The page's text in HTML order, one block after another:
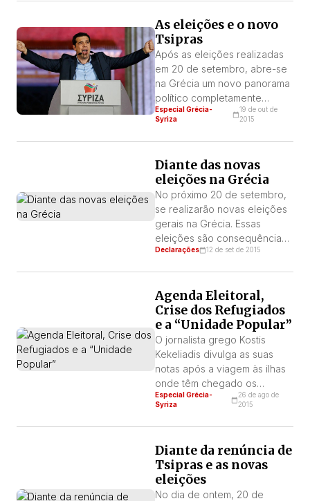
que supõe uma ampliação
dos prazos e o
estabelecimento de juros
estáveis); 2. A recapitalização
dos bancos gregos; 3. A
necessidade de “atrair”
investimentos para o país.
As eleições e o novo
Tsipras
Após as eleições realizadas
em 20 de setembro, abre-se
na Grécia um novo panorama
político completamente
diferente do que era em
janeiro. Tsipras, que foi eleito
para romper com o
governo cujo único objetivo é
aplicar todas as medidas
exigidas pela Troika.
Especial Grécia-
Syriza
19 de out de
2015
Diante das novas
eleições na Grécia
No próximo 20 de setembro,
se realizarão novas eleições
gerais na Grécia. Essas
eleições são consequência
da renúncia de Alexis Tsipras
mandato para o qual havia
sido eleito, em janeiro
passado, (“negociar com a
União Europeia”) já foi
cumprido.
Declarações 12 de set de 2015
Agenda Eleitoral,
Crise dos Refugiados
e a “Unidade Popular”
O jornalista grego Kostis
Kekeliadis divulga as suas
notas após a viagem às ilhas
onde têm chegado os
refugiados, Lesbos e Kos.
Especial Grécia-
Syriza
26 de ago de
2015
Diante da renúncia de
Tsipras e as novas
eleições
No dia de ontem, 20 de